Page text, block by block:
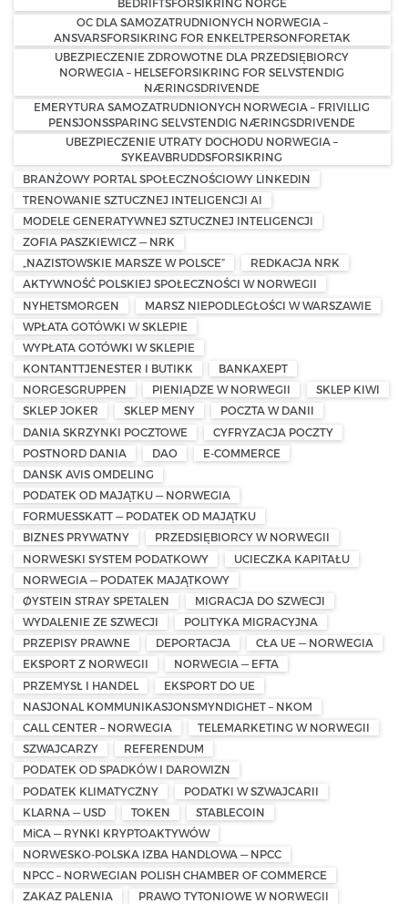
OC DLA SAMOZATRUDNIONYCH NORWEGIA –
ANSVARSFORSIKRING FOR ENKELTPERSONFORETAK
UBEZPIECZENIE ZDROWOTNE DLA PRZEDSIĘBIORCY
NORWEGIA – HELSEFORSIKRING FOR SELVSTENDIG
NÆRINGSDRIVENDE
EMERYTURA SAMOZATRUDNIONYCH NORWEGIA – FRIVILLIG
PENSJONSSPARING SELVSTENDIG NÆRINGSDRIVENDE
UBEZPIECZENIE UTRATY DOCHODU NORWEGIA –
SYKEAVBRUDDSFORSIKRING
BRANŻOWY PORTAL SPOŁECZNOŚCIOWY LINKEDIN
TRENOWANIE SZTUCZNEJ INTELIGENCJI AI
MODELE GENERATYWNEJ SZTUCZNEJ INTELIGENCJI
ZOFIA PASZKIEWICZ — NRK
„NAZISTOWSKIE MARSZE W POLSCE”
REDKACJA NRK
AKTYWNOŚĆ POLSKIEJ SPOŁECZNOŚCI W NORWEGII
NYHETSMORGEN
MARSZ NIEPODLEGŁOŚCI W WARSZAWIE
WPŁATA GOTÓWKI W SKLEPIE
WYPŁATA GOTÓWKI W SKLEPIE
KONTANTTJENESTER I BUTIKK
BANKAXEPT
NORGESGRUPPEN
PIENIĄDZE W NORWEGII
SKLEP KIWI
SKLEP JOKER
SKLEP MENY
POCZTA W DANII
DANIA SKRZYNKI POCZTOWE
CYFRYZACJA POCZTY
POSTNORD DANIA
DAO
E-COMMERCE
DANSK AVIS OMDELING
PODATEK OD MAJĄTKU — NORWEGIA
FORMUESSKATT — PODATEK OD MAJĄTKU
BIZNES PRYWATNY
PRZEDSIĘBIORCY W NORWEGII
NORWESKI SYSTEM PODATKOWY
UCIECZKA KAPITAŁU
NORWEGIA — PODATEK MAJĄTKOWY
ØYSTEIN STRAY SPETALEN
MIGRACJA DO SZWECJI
WYDALENIE ZE SZWECJI
POLITYKA MIGRACYJNA
PRZEPISY PRAWNE
DEPORTACJA
CŁA UE — NORWEGIA
EKSPORT Z NORWEGII
NORWEGIA — EFTA
PRZEMYSŁ I HANDEL
EKSPORT DO UE
NASJONAL KOMMUNIKASJONSMYNDIGHET – NKOM
CALL CENTER – NORWEGIA
TELEMARKETING W NORWEGII
SZWAJCARZY
REFERENDUM
PODATEK OD SPADKÓW I DAROWIZN
PODATEK KLIMATYCZNY
PODATKI W SZWAJCARII
KLARNA — USD
TOKEN
STABLECOIN
MiCA — RYNKI KRYPTOAKTYWÓW
NORWESKO-POLSKA IZBA HANDLOWA — NPCC
NPCC – NORWEGIAN POLISH CHAMBER OF COMMERCE
ZAKAZ PALENIA
PRAWO TYTONIOWE W NORWEGII